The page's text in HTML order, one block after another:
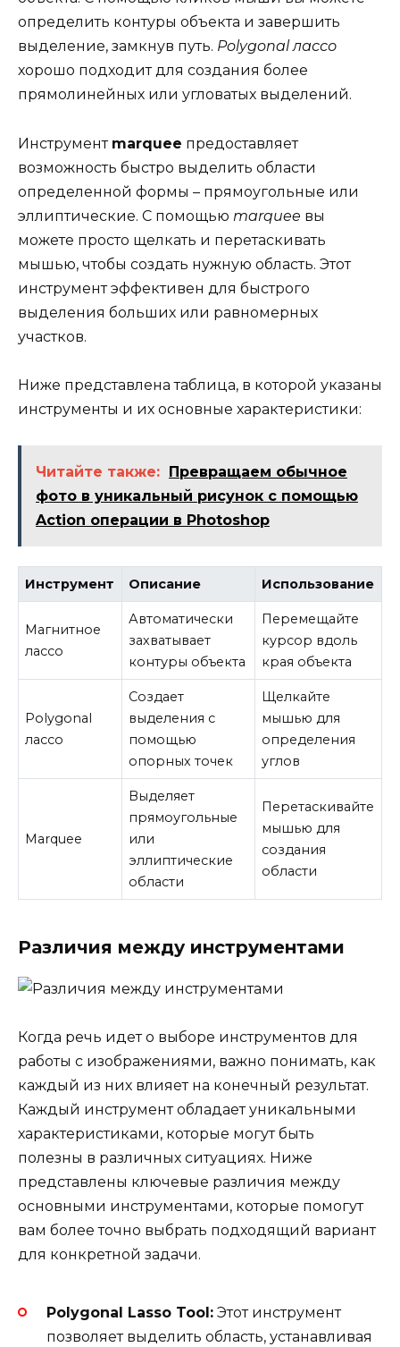
определить контуры объекта и завершить
выделение, замкнув путь. Polygonal лассо
хорошо подходит для создания более
прямолинейных или угловатых выделений.
Инструмент marquee предоставляет
возможность быстро выделить области
определенной формы – прямоугольные или
эллиптические. С помощью marquee вы
можете просто щелкать и перетаскивать
мышью, чтобы создать нужную область. Этот
инструмент эффективен для быстрого
выделения больших или равномерных
участков.
Ниже представлена таблица, в которой указаны
инструменты и их основные характеристики:
Читайте также: Превращаем обычное
фото в уникальный рисунок с помощью
Action операции в Photoshop
Инструмент Описание Использование
Магнитное
лассо
Автоматически
захватывает
контуры объекта
Перемещайте
курсор вдоль
края объекта
Polygonal
лассо
Создает
выделения с
помощью
опорных точек
Щелкайте
мышью для
определения
углов
Marquee
Выделяет
прямоугольные
или
эллиптические
области
Перетаскивайте
мышью для
создания
области
Различия между инструментами
Когда речь идет о выборе инструментов для
работы с изображениями, важно понимать, как
каждый из них влияет на конечный результат.
Каждый инструмент обладает уникальными
характеристиками, которые могут быть
полезны в различных ситуациях. Ниже
представлены ключевые различия между
основными инструментами, которые помогут
вам более точно выбрать подходящий вариант
для конкретной задачи.
Polygonal Lasso Tool: Этот инструмент
позволяет выделить область, устанавливая